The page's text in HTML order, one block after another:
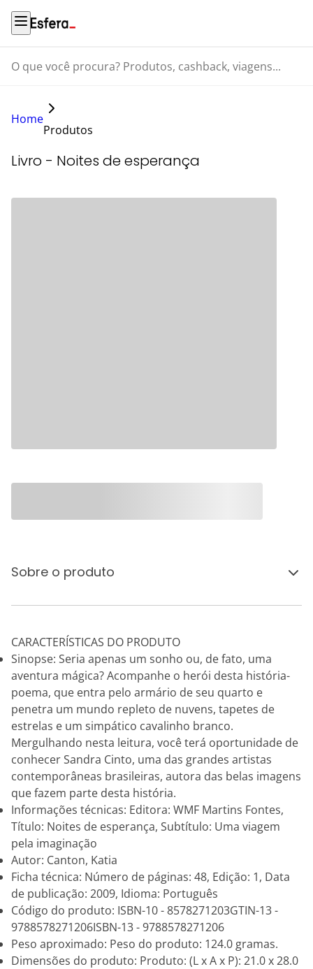
O que você procura? Produtos, cashback, viagens...
Home
Produtos
Livro - Noites de esperança
Sobre o produto
CARACTERÍSTICAS DO PRODUTO
Sinopse: Seria apenas um sonho ou, de fato, uma
aventura mágica? Acompanhe o herói desta história-
poema, que entra pelo armário de seu quarto e
penetra um mundo repleto de nuvens, tapetes de
estrelas e um simpático cavalinho branco.
Mergulhando nesta leitura, você terá oportunidade de
conhecer Sandra Cinto, uma das grandes artistas
contemporâneas brasileiras, autora das belas imagens
que fazem parte desta história.
Informações técnicas: Editora: WMF Martins Fontes,
Título: Noites de esperança, Subtítulo: Uma viagem
pela imaginação
Autor: Canton, Katia
Ficha técnica: Número de páginas: 48, Edição: 1, Data
de publicação: 2009, Idioma: Português
Código do produto: ISBN-10 - 8578271203GTIN-13 -
9788578271206ISBN-13 - 9788578271206
Peso aproximado: Peso do produto: 124.0 gramas.
Dimensões do produto: Produto: (L x A x P): 21.0 x 28.0